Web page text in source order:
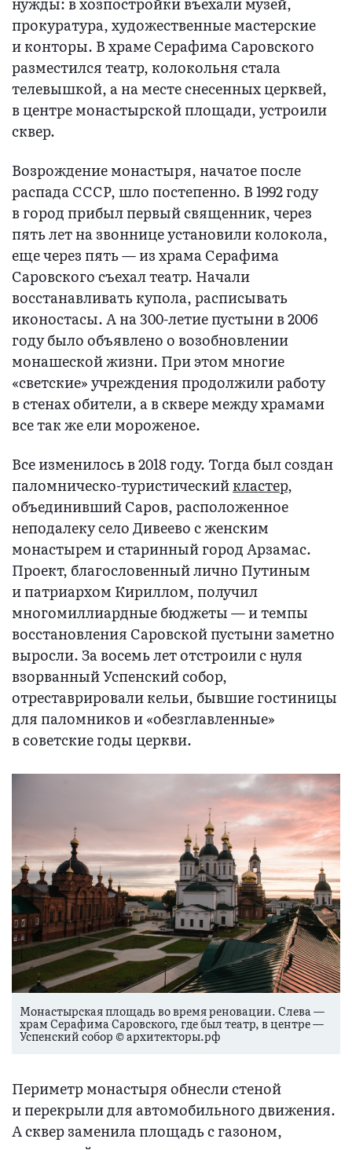
прокуратура, художественные мастерские
и конторы. В храме Серафима Саровского
разместился театр, колокольня стала
телевышкой, а на месте снесенных церквей,
в центре монастырской площади, устроили
сквер.
Возрождение монастыря, начатое после
распада СССР, шло постепенно. В 1992 году
в город прибыл первый священник, через
пять лет на звоннице установили колокола,
еще через пять — из храма Серафима
Саровского съехал театр. Начали
восстанавливать купола, расписывать
иконостасы. А на 300-летие пустыни в 2006
году было объявлено о возобновлении
монашеской жизни. При этом многие
«светские» учреждения продолжили работу
в стенах обители, а в сквере между храмами
все так же ели мороженое.
Все изменилось в 2018 году. Тогда был создан
паломническо-туристическийкластер,
объединивший Саров, расположенное
неподалеку село Дивеево с женским
монастырем и старинный город Арзамас.
Проект, благословенный лично Путиным
и патриархом Кириллом, получил
многомиллиардные бюджеты — и темпы
восстановления Саровской пустыни заметно
выросли. За восемь лет отстроили с нуля
взорванный Успенский собор,
отреставрировали кельи, бывшие гостиницы
для паломников и «обезглавленные»
в советские годы церкви.
Монастырская площадь во время реновации. Слева —
храм Серафима Саровского, где был театр, в центре —
Успенский собор © архитекторы.рф
Периметр монастыря обнесли стеной
и перекрыли для автомобильного движения.
А сквер заменила площадь с газоном,